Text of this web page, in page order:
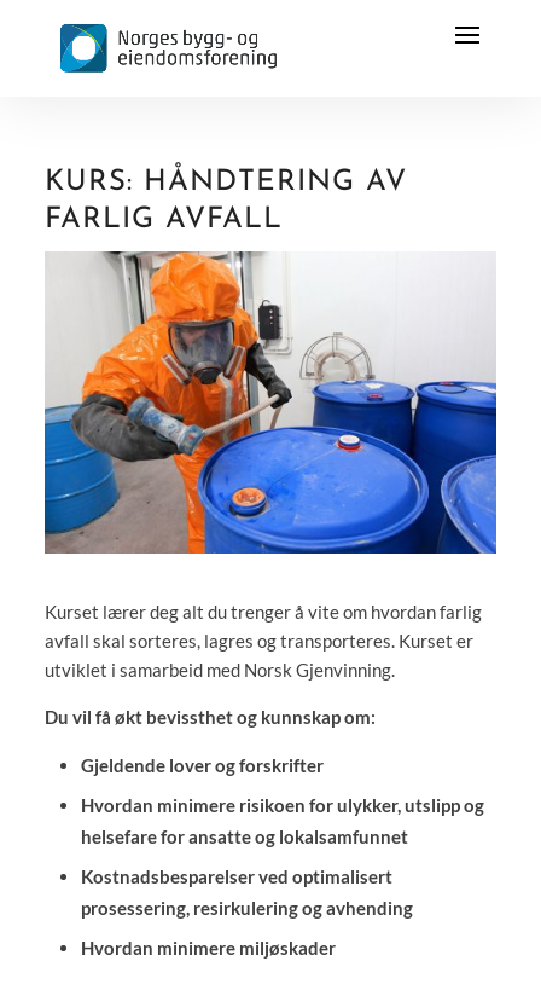
KURS: HÅNDTERING AV
FARLIG AVFALL
Kurset lærer deg alt du trenger å vite om hvordan farlig
avfall skal sorteres, lagres og transporteres. Kurset er
utviklet i samarbeid med Norsk Gjenvinning.
Du vil få økt bevissthet og kunnskap om:
Gjeldende lover og forskrifter
Hvordan minimere risikoen for ulykker, utslipp og
helsefare for ansatte og lokalsamfunnet
Kostnadsbesparelser ved optimalisert
prosessering, resirkulering og avhending
Hvordan minimere miljøskader